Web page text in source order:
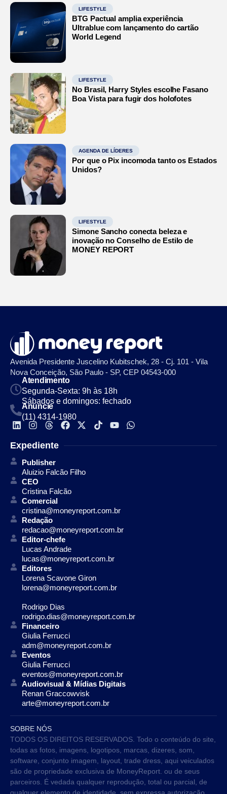
LIFESTYLE
BTG Pactual amplia experiência
Ultrablue com lançamento do cartão
World Legend
LIFESTYLE
No Brasil, Harry Styles escolhe Fasano
Boa Vista para fugir dos holofotes
AGENDA DE LÍDERES
Por que o Pix incomoda tanto os Estados
Unidos?
LIFESTYLE
Simone Sancho conecta beleza e
inovação no Conselho de Estilo de
MONEY REPORT
Avenida Presidente Juscelino Kubitschek, 28 - Cj. 101 - Vila
Nova Conceição, São Paulo - SP, CEP 04543-000
Atendimento
Segunda-Sexta: 9h às 18h
Sábados e domingos: fechado
Anuncie
(11) 4314-1980
Expediente
Publisher
Aluizio Falcão Filho
CEO
Cristina Falcão
Comercial
cristina@moneyreport.com.br
Redação
redacao@moneyreport.com.br
Editor-chefe
Lucas Andrade
lucas@moneyreport.com.br
Editores
Lorena Scavone Giron
lorena@moneyreport.com.br
Rodrigo Dias
rodrigo.dias@moneyreport.com.br
Financeiro
Giulia Ferrucci
adm@moneyreport.com.br
Eventos
Giulia Ferrucci
eventos@moneyreport.com.br
Audiovisual & Mídias Digitais
Renan Graccowvisk
arte@moneyreport.com.br
SOBRE NÓS
TODOS OS DIREITOS RESERVADOS. Todo o conteúdo do site,
todas as fotos, imagens, logotipos, marcas, dizeres, som,
software, conjunto imagem, layout, trade dress, aqui veiculados
são de propriedade exclusiva de MoneyReport. ou de seus
parceiros. É vedada qualquer reprodução, total ou parcial, de